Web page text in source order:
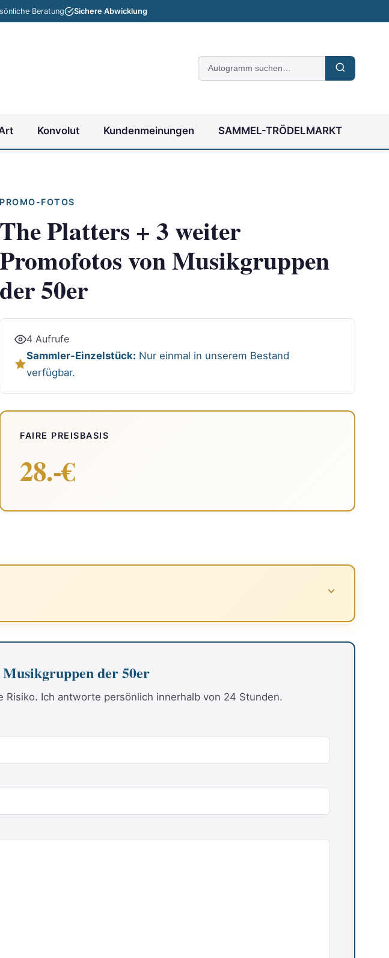
Beratung Sichere Abwicklung
Suche
nach
Konvolut Kundenmeinungen SAMMEL-TRÖDELMARKT
PROMO-FOTOS
The Platters + 3 weiter
Promofotos von Musikgruppen
der 50er
4 Aufrufe
Sammler-Einzelstück: Nur einmal in unserem Bestand
verfügbar.
FAIRE PREISBASIS
28.-€
der 50er
Ich antworte persönlich innerhalb von 24 Stunden.